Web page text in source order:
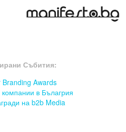
Събития:
Branding Awards
в Бълагрия
на b2b Media